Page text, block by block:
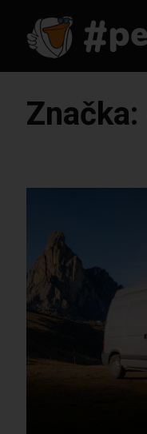
Značka: